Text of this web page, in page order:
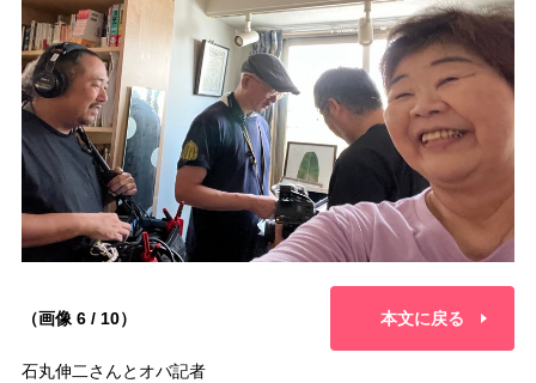
（画像 6 / 10） 本文に戻る
石丸伸二さんとオバ記者